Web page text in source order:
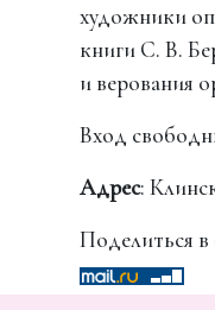
художники
книги С. В.
и верования
Вход
Адрес:
Поделиться в